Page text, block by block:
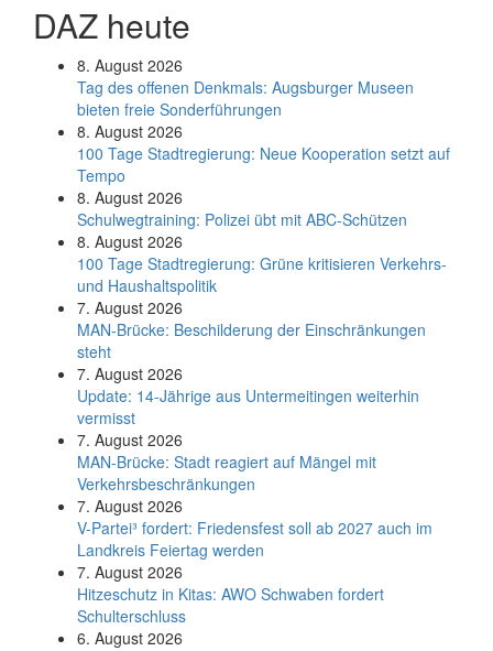
DAZ heute
8. August 2026
Tag des offenen Denkmals: Augsburger Museen
bieten freie Sonderführungen
8. August 2026
100 Tage Stadtregierung: Neue Kooperation setzt auf
Tempo
8. August 2026
Schul­weg­trai­ning: Poli­zei übt mit ABC-Schüt­zen
8. August 2026
100 Tage Stadtregierung: Grüne kritisieren Verkehrs-
und Haushaltspolitik
7. August 2026
MAN-Brücke: Beschilderung der Einschränkungen
steht
7. August 2026
Update: 14-Jährige aus Untermeitingen weiterhin
vermisst
7. August 2026
MAN-Brücke: Stadt reagiert auf Mängel mit
Verkehrsbeschränkungen
7. August 2026
V-Partei­³ fordert: Friedens­fest soll ab 2027 auch im
Land­kreis Feier­tag werden
7. August 2026
Hitzeschutz in Kitas: AWO Schwaben fordert
Schulterschluss
6. August 2026